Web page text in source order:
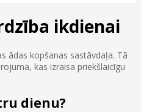
ikdienai
ādas kopšanas sastāvdaļa. Tā
kas izraisa priekšlaicīgu
dienu?